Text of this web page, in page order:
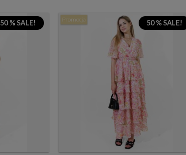
50 % SALE! 50 % SALE!
Promocja